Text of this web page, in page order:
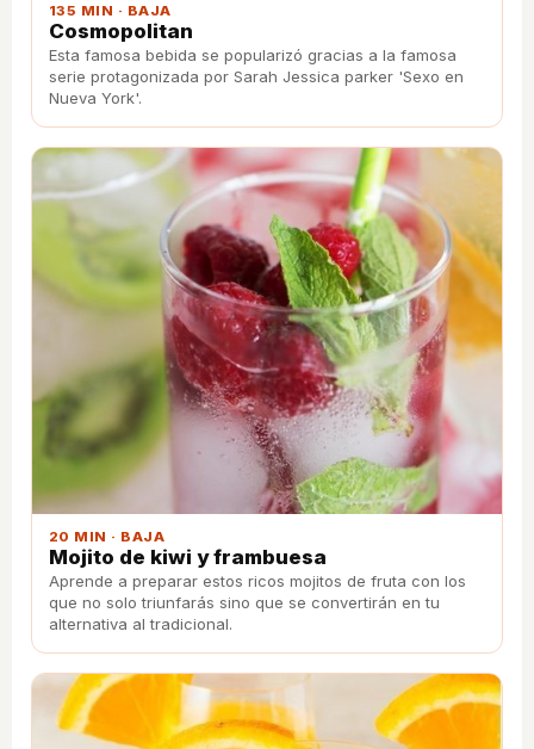
135 MIN · BAJA
Cosmopolitan
Esta famosa bebida se popularizó gracias a la famosa
serie protagonizada por Sarah Jessica parker 'Sexo en
Nueva York'.
20 MIN · BAJA
Mojito de kiwi y frambuesa
Aprende a preparar estos ricos mojitos de fruta con los
que no solo triunfarás sino que se convertirán en tu
alternativa al tradicional.